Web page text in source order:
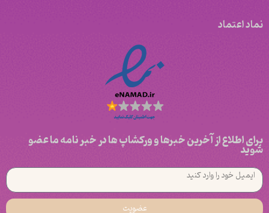
نماد اعتماد
برای اطلاع از آخرین خبرها و ورکشاپ ها در خبر نامه ما عضو
شوید
عضویت